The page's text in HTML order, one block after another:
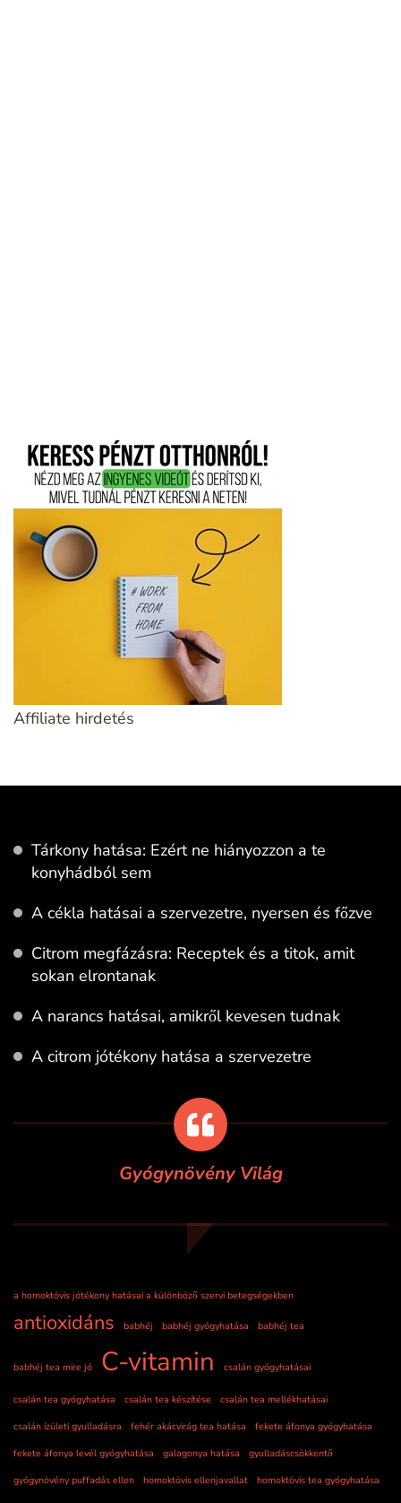
Affiliate hirdetés
Tárkony hatása: Ezért ne hiányozzon a te
konyhádból sem
A cékla hatásai a szervezetre, nyersen és főzve
Citrom megfázásra: Receptek és a titok, amit
sokan elrontanak
A narancs hatásai, amikről kevesen tudnak
A citrom jótékony hatása a szervezetre
Gyógynövény Világ
a homoktövis jótékony hatásai a különböző szervi betegségekben
antioxidáns babhéj babhéj gyógyhatása babhéj tea
babhéj tea mire jó C-vitamin csalán gyógyhatásai
csalán tea gyógyhatása csalán tea készítése
csalán tea mellékhatásai
csalán ízületi gyulladásra
fehér akácvirág tea hatása
fekete áfonya gyógyhatása
fekete áfonya levél gyógyhatása
galagonya hatása
gyulladáscsökkentő
gyógynövény puffadás ellen
homoktövis ellenjavallat
homoktövis tea gyógyhatása